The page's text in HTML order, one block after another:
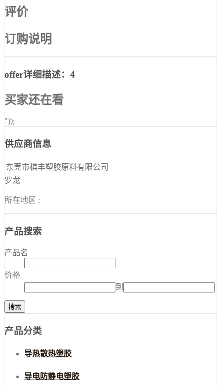
评价
订购说明
offer详细描述：4
买家还在看
"));
供应商信息
东莞市棋丰塑胶原料有限公司
罗龙
所在地区 :
产品搜索
产品名
价格
到
产品分类
导热散热塑胶
导电防静电塑胶